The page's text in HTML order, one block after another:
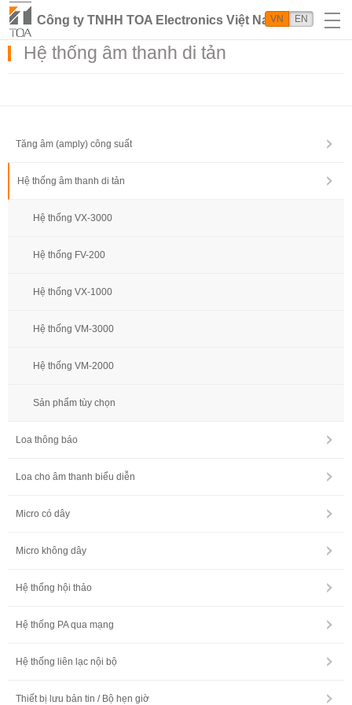
Công ty TNHH TOA Electronics Việt Nam
VN EN
Hệ thống âm thanh di tản
Tăng âm (amply) công suất
Hệ thống âm thanh di tản
Hệ thống VX-3000
Hệ thống FV-200
Hệ thống VX-1000
Hệ thống VM-3000
Hệ thống VM-2000
Sản phẩm tùy chọn
Loa thông báo
Loa cho âm thanh biểu diễn
Micro có dây
Micro không dây
Hệ thống hội thảo
Hệ thống PA qua mạng
Hệ thống liên lạc nội bộ
Thiết bị lưu bản tin / Bộ hẹn giờ